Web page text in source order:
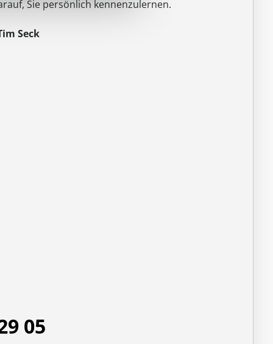
Sie persönlich kennenzulernen.
Seck
05